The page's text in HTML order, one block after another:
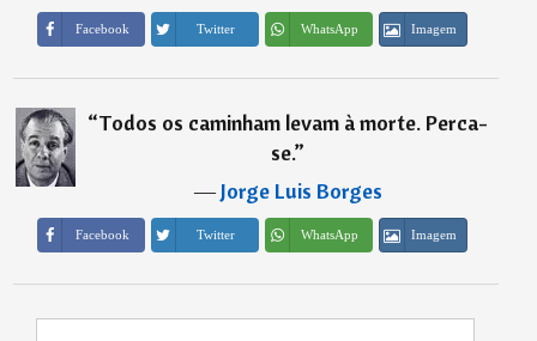
Facebook Twitter WhatsApp Imagem
“Todos os caminham levam à morte. Perca-
se.”
―Jorge Luis Borges
Facebook Twitter WhatsApp Imagem